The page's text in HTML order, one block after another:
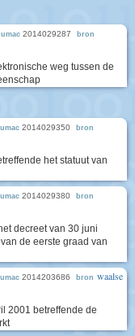
2014029287 bron
weg tussen de
2014029350 bron
het statuut van
2014029380 bron
decreet van 30 juni
de eerste graad van
2014203686 bron waalse
2001 betreffende de